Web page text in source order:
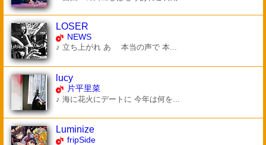
LOSER
NEWS
♪ 立ち上がれ あゝ 本当の声で 本...
lucy
片平里菜
♪ 海に花火にデートに 今年は何を...
Luminize
fripSide